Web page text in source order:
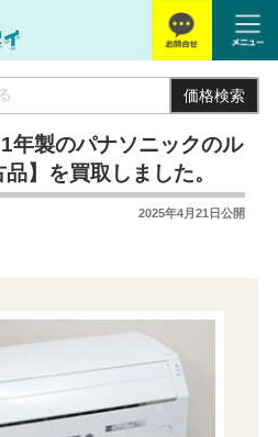
価格検索
年製のパナソニックのル
】を買取しました。
2025年4月21日公開